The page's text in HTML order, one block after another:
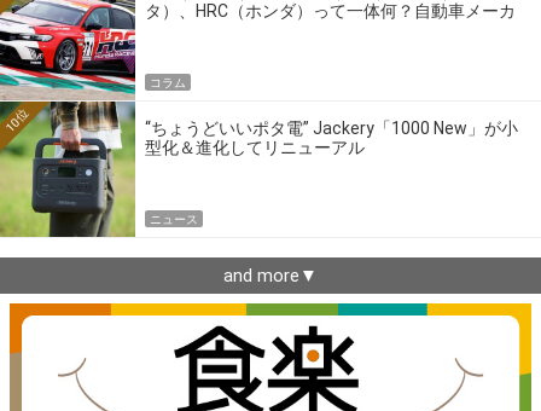
タ）、HRC（ホンダ）って一体何？自動車メーカ
コラム
“ちょうどいいポタ電” Jackery「1000 New」が小
型化＆進化してリニューアル
10位
ニュース
and more▼